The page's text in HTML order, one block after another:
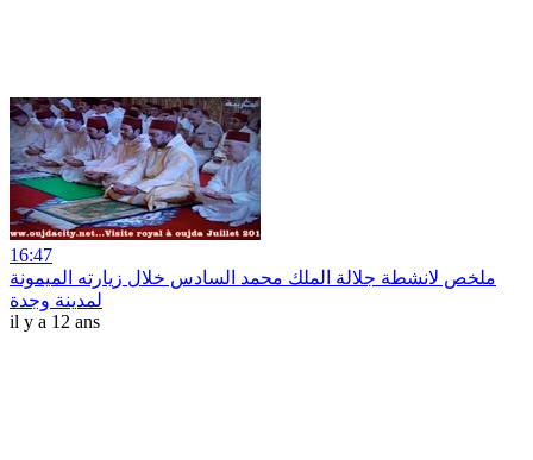
16:47
ملخص لانشطة جلالة الملك محمد السادس خلال زيارته الميمونة
لمدينة وجدة
il y a 12 ans